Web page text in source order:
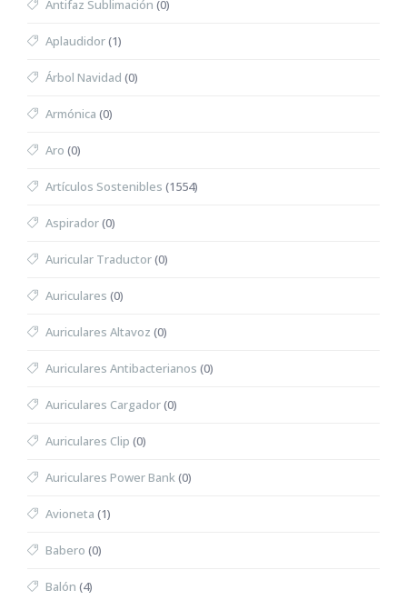
Antifaz Sublimación (0)
Aplaudidor(1)
Árbol Navidad (0)
Armónica (0)
Aro (0)
Artículos Sostenibles (1554)
Aspirador(0)
Auricular Traductor(0)
Auriculares (0)
Auriculares Altavoz (0)
Auriculares Antibacterianos (0)
Auriculares Cargador(0)
Auriculares Clip (0)
Auriculares Power Bank (0)
Avioneta (1)
Babero (0)
Balón (4)